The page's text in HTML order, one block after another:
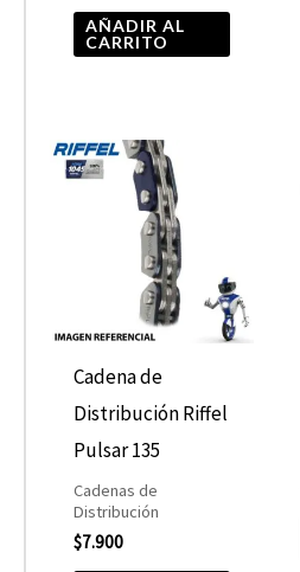
AÑADIR AL
CARRITO
Cadena de
Distribución Riffel
Pulsar 135
Cadenas de
Distribución
$7.900